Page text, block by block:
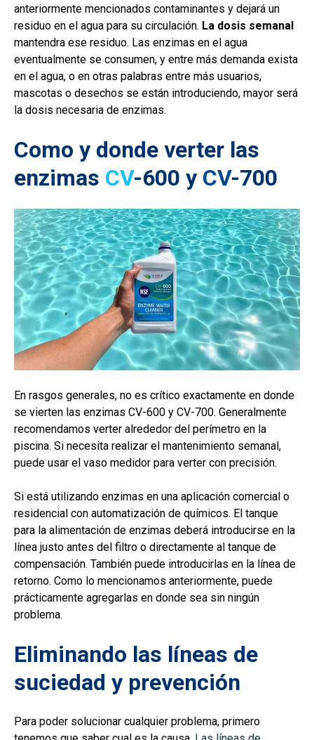
anteriormente mencionados contaminantes y dejará un
residuo en el agua para su circulación. La dosis semanal
mantendra ese residuo. Las enzimas en el agua
eventualmente se consumen, y entre más demanda exista
en el agua, o en otras palabras entre más usuarios,
mascotas o desechos se están introduciendo, mayor será
la dosis necesaria de enzimas.
Como y donde verter las
enzimas CV-600 y CV-700
En rasgos generales, no es crítico exactamente en donde
se vierten las enzimas CV-600 y CV-700. Generalmente
recomendamos verter alrededor del perímetro en la
piscina. Si necesita realizar el mantenimiento semanal,
puede usar el vaso medidor para verter con precisión.
Si está utilizando enzimas en una aplicación comercial o
residencial con automatización de químicos. El tanque
para la alimentación de enzimas deberá introducirse en la
línea justo antes del filtro o directamente al tanque de
compensación. También puede introducirlas en la línea de
retorno. Como lo mencionamos anteriormente, puede
prácticamente agregarlas en donde sea sin ningún
problema.
Eliminando las líneas de
suciedad y prevención
Para poder solucionar cualquier problema, primero